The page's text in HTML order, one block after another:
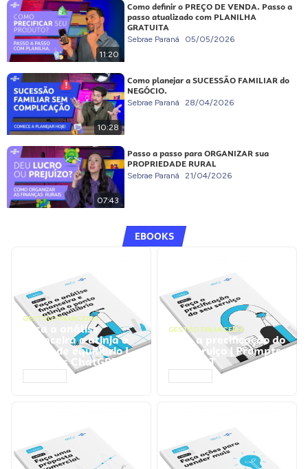
11:20
Como definir o PREÇO DE VENDA. Passo a
passo atualizado com PLANILHA
GRATUITA
Sebrae Paraná 05/05/2026
10:28
Como planejar a SUCESSÃO FAMILIAR do
NEGÓCIO.
Sebrae Paraná 28/04/2026
07:43
Passo a passo para ORGANIZAR sua
PROPRIEDADE RURAL
Sebrae Paraná 21/04/2026
EBOOKS
GESTÃO FINANCEIRA
Faça a análise
financeira e atinja o
ponto de equilíbrio |
Prompts ChatGPT
GESTÃO FINANCEIRA
Faça a precificação do
seu serviço | Prompts
ChatGPT